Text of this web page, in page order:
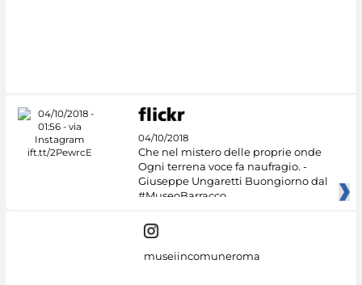
04/10/2018
Che nel mistero delle proprie onde
Ogni terrena voce fa naufragio. -
Giuseppe Ungaretti Buongiorno dal
#MuseoBarracco
museiincomuneroma